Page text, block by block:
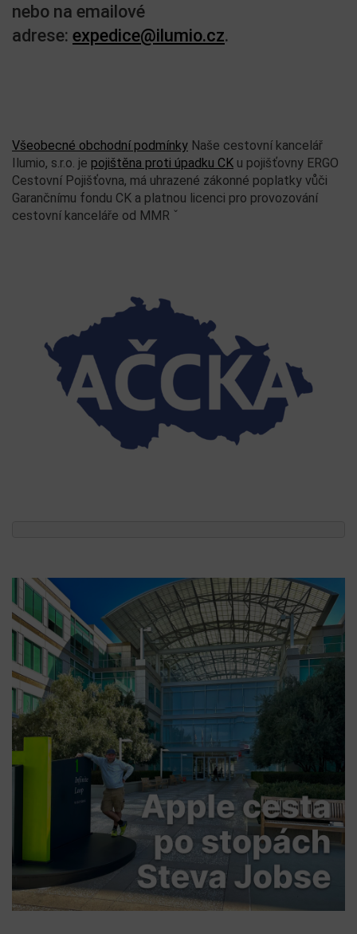
nebo na emailové
adrese: expedice@ilumio.cz.
Všeobecné obchodní podmínky Naše cestovní kancelář
Ilumio, s.r.o. je pojištěna proti úpadku CK u pojišťovny ERGO
Cestovní Pojišťovna, má uhrazené zákonné poplatky vůči
Garančnímu fondu CK a platnou licenci pro provozování
cestovní kanceláře od MMR ˇ